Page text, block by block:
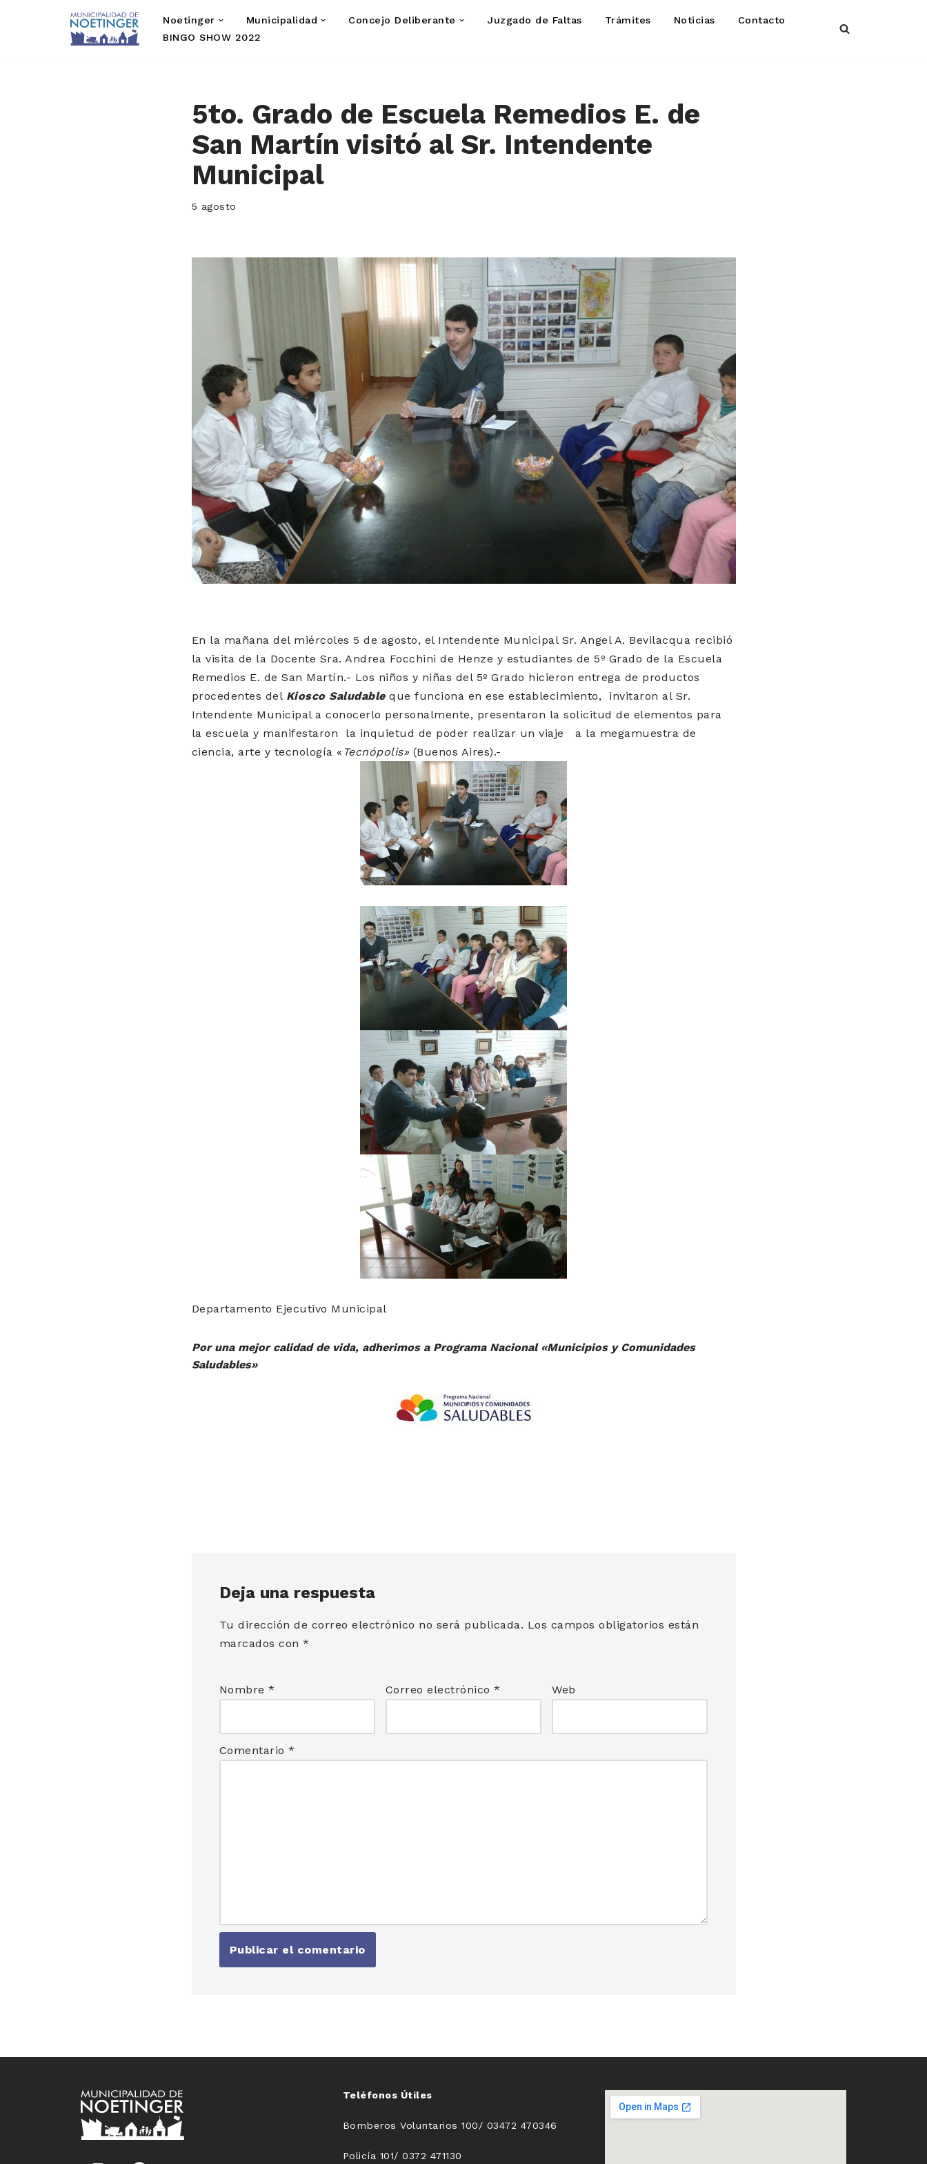
Noetinger Municipalidad Concejo Deliberante Juzgado de Faltas Trámites Noticias
Contacto
BINGO SHOW 2022
5to. Grado de Escuela Remedios E. de
San Martín visitó al Sr. Intendente
Municipal
5 agosto
En la mañana del miércoles 5 de agosto, el Intendente Municipal Sr. Angel A. Bevilacqua recibió
la visita de la Docente Sra. Andrea Focchini de Henze y estudiantes de 5º Grado de la Escuela
Remedios E. de San Martín.- Los niños y niñas del 5º Grado hicieron entrega de productos
procedentes del Kiosco Saludableque funciona en ese establecimiento, invitaron al Sr.
Intendente Municipal a conocerlo personalmente, presentaron la solicitud de elementos para
la escuela y manifestaron la inquietud de poder realizar un viaje a la megamuestra de
ciencia, arte y tecnología « Tecnópolis» (Buenos Aires).-
Departamento Ejecutivo Municipal
Por una mejor calidad de vida, adherimos a Programa Nacional «Municipios y Comunidades
Saludables»
Deja una respuesta
Tu dirección de correo electrónico no será publicada. Los campos obligatorios están
marcados con *
Nombre * Correo electrónico* Web
Comentario *
Teléfonos Útiles
Bomberos Voluntarios 100/ 03472 470346
Policía 101/ 0372 471130